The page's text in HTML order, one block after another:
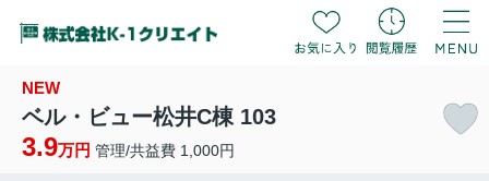
NEW
ベル・ビュー松井C棟 103
3.9万円 管理/共益費 1,000円